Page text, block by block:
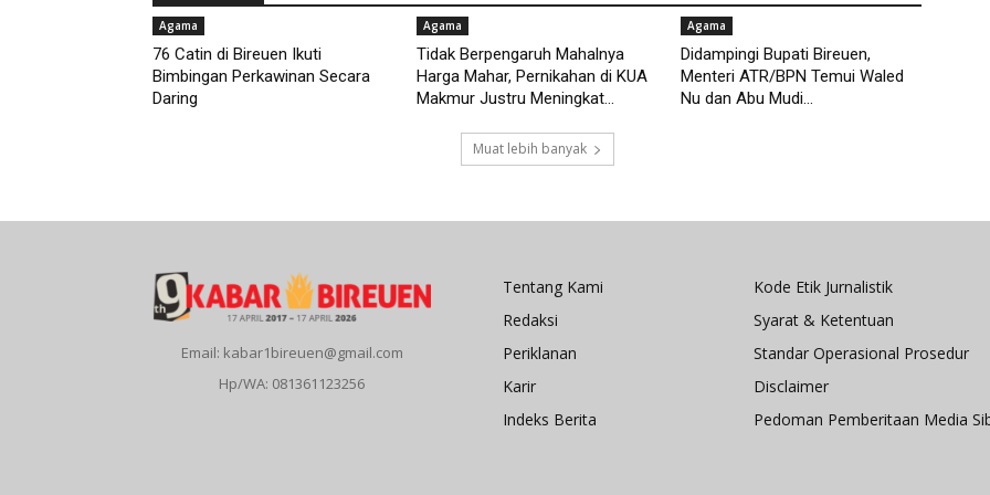
Agama
76 Catin di Bireuen Ikuti
Bimbingan Perkawinan Secara
Daring
Agama
Tidak Berpengaruh Mahalnya
Harga Mahar, Pernikahan di KUA
Makmur Justru Meningkat...
Agama
Didampingi Bupati Bireuen,
Menteri ATR/BPN Temui Waled
Nu dan Abu Mudi...
Muat lebih banyak
Email: kabar1bireuen@gmail.com
Hp/WA: 081361123256
Tentang Kami
Redaksi
Periklanan
Karir
Indeks Berita
Kode Etik Jurnalistik
Syarat & Ketentuan
Standar Operasional Prosedur
Disclaimer
Pedoman Pemberitaan Media